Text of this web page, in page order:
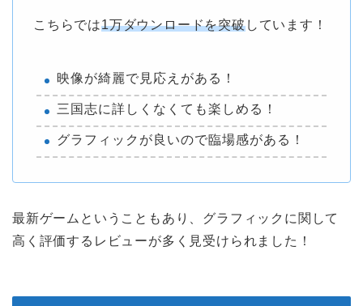
こちらでは1万ダウンロードを突破しています！
映像が綺麗で見応えがある！
三国志に詳しくなくても楽しめる！
グラフィックが良いので臨場感がある！
最新ゲームということもあり、グラフィックに関して
高く評価するレビューが多く見受けられました！